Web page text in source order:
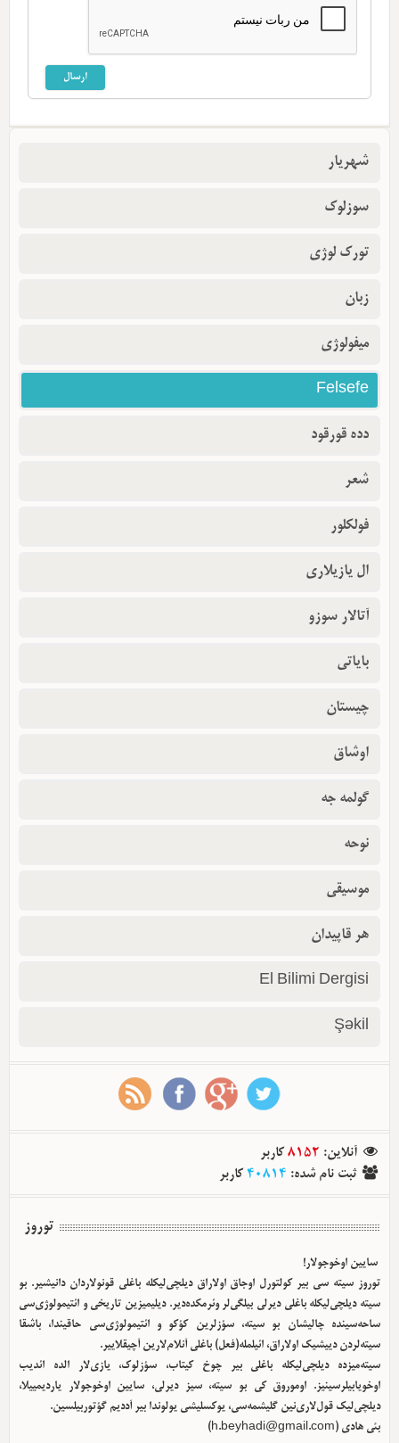
شهریار
سوزلوک
تورک لوژی
زبان
میفولوژی
Felsefe
دده قورقود
شعر
فولکلور
ال یازیلاری
آتالار سوزو
بایاتی
چیستان
اوشاق
گولمه جه
نوحه
موسیقی
هر قاپیدان
El Bilimi Dergisi
Şəkil
آنلاین:
8152 کاربر
ثبت نام شده:
40814 کاربر
توروز
سایین اوخوجولار!
توروز سیته سی بیر کولتورل اوجاق اولا‌راق دیلچی‌لیکله باغلی قونولاردان دانیشیر. بو
سیته دیلچی‌لیکله باغلی دیرلی بیلگی‌لر وئرمکده‌دیر. دیلیمیزین تاریخی و ائتیمولوژی‌سی
ساحه‌سینده چالیشان بو سیته، سؤزلرین کؤکو و ائتیمولوژی‌سی حاقیندا، باشقا
سیته‌لردن دییشیک اولا‌راق، ائیلمله(فعل) باغلی آنلام‌لارین آچیقلاییر.
سیته‌میزده دیلچی‌لیکله باغلی بیر چوخ کیتاب، سؤزلوک، یازی‌لار الده ائدیب
اوخویابیلرسینیز. اوموروق کی بو سیته، سیز دیرلی، سایین اوخوجولار یاردیمییلا،
دیلچی‌لیک قول‌لاری‌نین گلیشمه‌سی، یوکسلیشی یولوندا بیر آددیم گؤتوربیلسین.
بئی هادی (h.beyhadi@gmail.com
)